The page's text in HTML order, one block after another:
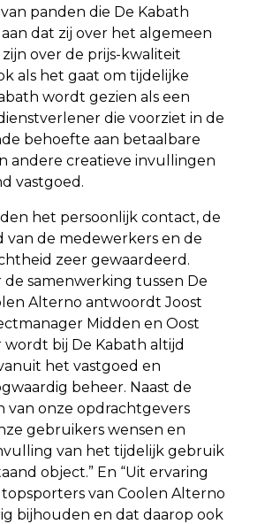
panden die De Kabath
dat zij over het algemeen
over de prijs-kwaliteit
als het gaat om tijdelijke
wordt gezien als een
die voorziet in de
behoefte aan betaalbare
andere creatieve invullingen
vastgoed.
het persoonlijk contact, de
van de medewerkers en de
zeer gewaardeerd.
de samenwerking tussen De
Alterno antwoordt Joost
Midden en Oost
wordt bij De Kabath altijd
het vastgoed en
beheer. Naast de
van onze opdrachtgevers
gebruikers wensen en
van het tijdelijk gebruik
object.” En “Uit ervaring
van Coolen Alterno
bijhouden en dat daarop ook